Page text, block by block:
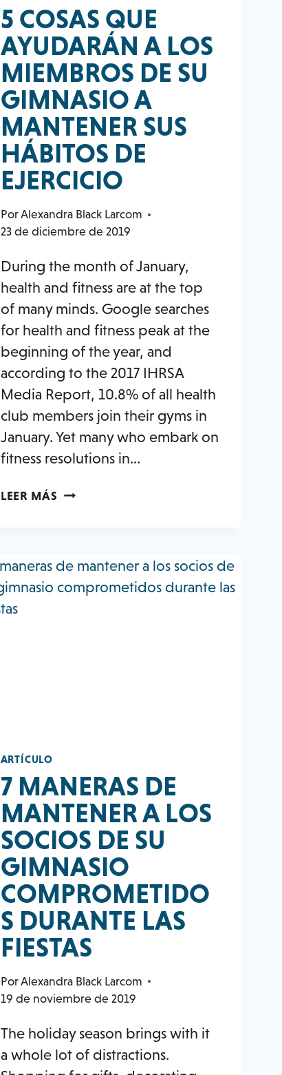
5 COSAS QUE
AYUDARÁN A LOS
MIEMBROS DE SU
GIMNASIO A
MANTENER SUS
HÁBITOS DE
EJERCICIO
PorAlexandra Black Larcom
23 de diciembre de 2019
During the month of January,
health and fitness are at the top
of many minds. Google searches
for health and fitness peak at the
beginning of the year, and
according to the 2017 IHRSA
Media Report, 10.8% of all health
club members join their gyms in
January. Yet many who embark on
fitness resolutions in…
LEER MÁS
A
MIEMBROS
ARTÍCULO
7 MANERAS DE
MANTENER A LOS
SOCIOS DE SU
GIMNASIO
COMPROMETIDO
S DURANTE LAS
FIESTAS
PorAlexandra Black Larcom
19 de noviembre de 2019
The holiday season brings with it
a whole lot of distractions.